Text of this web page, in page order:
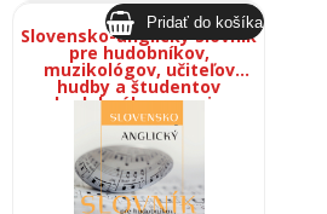
Slovensko-anglický slovník
pre hudobníkov,
muzikológov, učiteľov
hudby a študentov
hudobného umenia